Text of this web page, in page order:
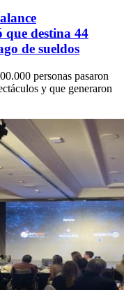
que destina 44
de sueldos
personas pasaron
y que generaron